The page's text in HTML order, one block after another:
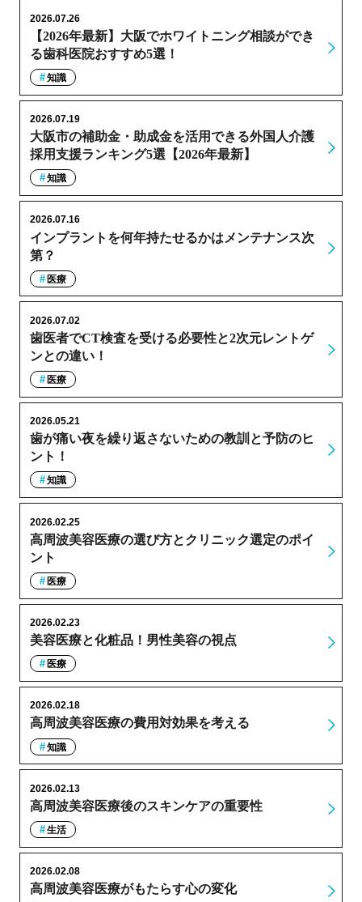
【2026年最新】大阪でホワイトニング相談ができ
る歯科医院おすすめ5選！
2026.07.26
知識
大阪市の補助金・助成金を活用できる外国人介護
採用支援ランキング5選【2026年最新】
2026.07.19
知識
インプラントを何年持たせるかはメンテナンス次
第？
2026.07.16
医療
歯医者でCT検査を受ける必要性と2次元レントゲ
ンとの違い！
2026.07.02
医療
歯が痛い夜を繰り返さないための教訓と予防のヒ
ント！
2026.05.21
知識
高周波美容医療の選び方とクリニック選定のポイ
ント
2026.02.25
医療
美容医療と化粧品！男性美容の視点
2026.02.23
医療
高周波美容医療の費用対効果を考える
2026.02.18
知識
高周波美容医療後のスキンケアの重要性
2026.02.13
生活
高周波美容医療がもたらす心の変化
2026.02.08